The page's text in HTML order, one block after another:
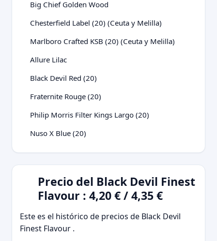
Big Chief Golden Wood
Chesterfield Label (20) (Ceuta y Melilla)
Marlboro Crafted KSB (20) (Ceuta y Melilla)
Allure Lilac
Black Devil Red (20)
Fraternite Rouge (20)
Philip Morris Filter Kings Largo (20)
Nuso X Blue (20)
Precio del Black Devil Finest
Flavour : 4,20 € / 4,35 €
Este es el histórico de precios de Black Devil
Finest Flavour .